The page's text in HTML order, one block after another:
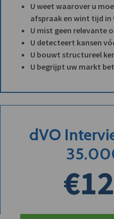
U weet waarover u
afspraak en wint tijd
U mist geen relevante
U detecteert kansen
U bouwt structureel
U begrijpt uw markt
dVO